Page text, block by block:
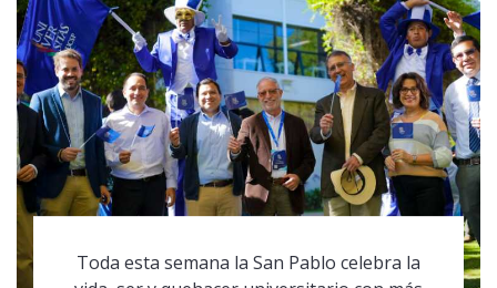
Toda esta semana la San Pablo celebra la